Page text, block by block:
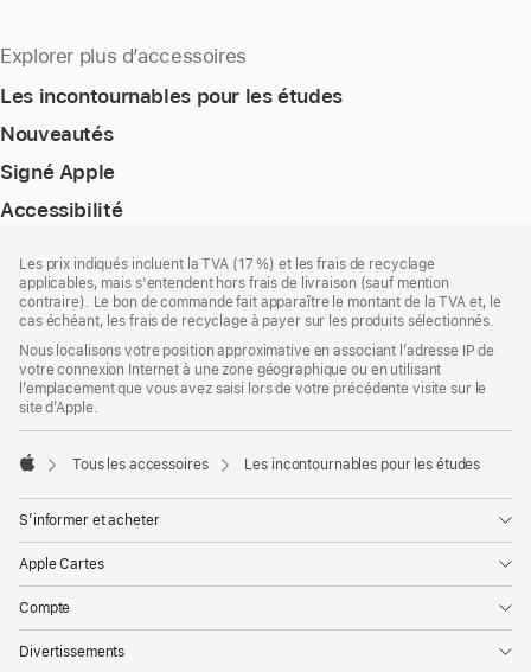
Explorer plus d’accessoires
Les incontournables pour les études
Nouveautés
Signé Apple
Accessibilité
de
page
de
bas
de
Les prix indiqués incluent la TVA (17 %) et les frais de recyclage
applicables, mais s'entendent hors frais de livraison (sauf mention
contraire). Le bon de commande fait apparaître le montant de la TVA et, le
cas échéant, les frais de recyclage à payer sur les produits sélectionnés.
Nous localisons votre position approximative en associant l’adresse IP de
votre connexion Internet à une zone géographique ou en utilisant
l’emplacement que vous avez saisi lors de votre précédente visite sur le
site d’Apple.
Tous les accessoires Les incontournables pour les études
S’informer et acheter
Apple Cartes
Compte
Divertissements